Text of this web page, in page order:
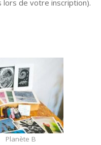
de votre inscription).
Planète B